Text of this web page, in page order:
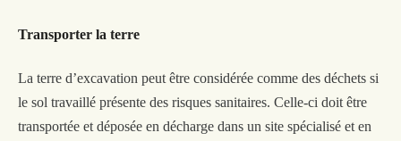
Transporter la terre
La terre d’excavation peut être considérée comme des déchets si
le sol travaillé présente des risques sanitaires. Celle-ci doit être
transportée et déposée en décharge dans un site spécialisé et en